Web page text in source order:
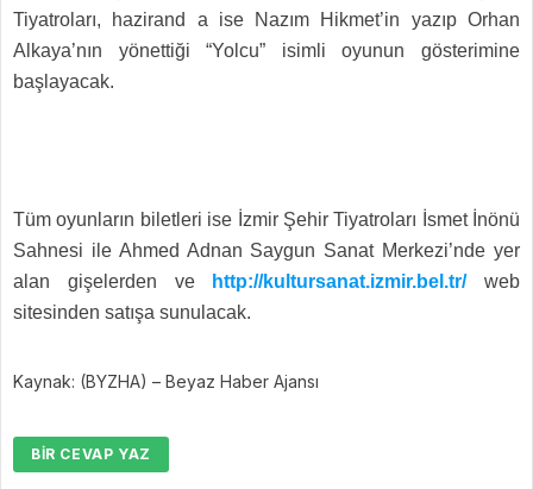
Tiyatroları, hazirand a ise Nazım Hikmet’in yazıp Orhan
Alkaya’nın yönettiği “Yolcu” isimli oyunun gösterimine
başlayacak.
Tüm oyunların biletleri ise İzmir Şehir Tiyatroları İsmet İnönü
Sahnesi ile Ahmed Adnan Saygun Sanat Merkezi’nde yer
alan gişelerden ve
http://kultursanat.izmir.bel.tr/web
sitesinden satışa sunulacak.
Kaynak: (BYZHA) – Beyaz Haber Ajansı
BIR CEVAP YAZ